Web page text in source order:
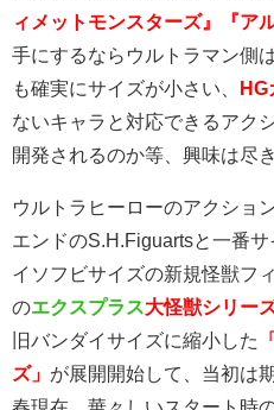
ィメットモンスターズ』『ア
手にするならウルトラマン側
も確実にサイズが小さい、
ないキャラと対応できるアク
開発されるのか等、興味は尽
ウルトラヒーローのアクショ
エンドのS.H.Figuartsと一番
イソフビサイズの新規怪獣フ
のエクスプラス大怪獣シリー
旧バンダイサイズに縮小した
ズ」 が展開開始して、当初は